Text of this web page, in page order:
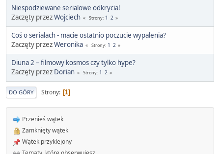
Niespodziewane serialowe odkrycia!
Zaczęty przezWojciech Strony 1 2
Coś o serialach - macie ostatnio poczucie wypalenia?
Zaczęty przezWeronika Strony 1 2
Diuna 2 – filmowy kosmos czy tylko hype?
Zaczęty przez Dorian Strony 1 2
DO GÓRY Strony 1
Przenieś wątek
Zamknięty wątek
Wątek przyklejony